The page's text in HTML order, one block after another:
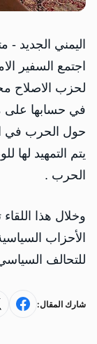
اليمني الجديد -
اجتمع السفير
لحزب الاصلاح
حول الحرب في
يتم التمهيد
الحرب .
وخلال هذا
الأحزاب
للتحالف
شارك المقال: